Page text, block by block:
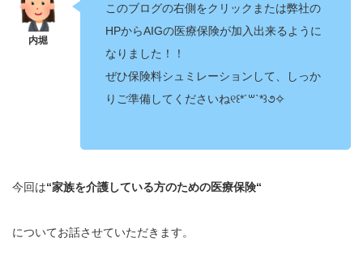
このブログの右側をクリックまたは弊社の
HPからAIGの医療保険が加入出来るように
なりました！！
ぜひ保険料シュミレーションして、しっか
りご準備してくださいね୧꒰*´꒳`*꒱૭✧
今回は“家族を介護している方のための医療保険“
についてお話させていただきます。